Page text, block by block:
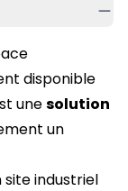
disponible
unesolution
un
site industriel